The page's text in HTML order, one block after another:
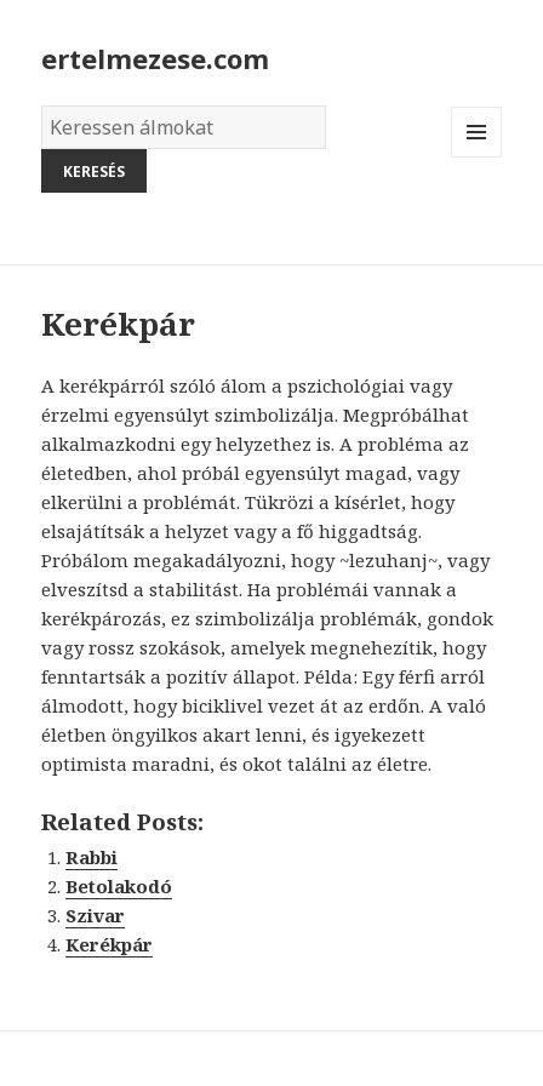
ertelmezese.com
Álmok
szótára
Kerékpár
A kerékpárról szóló álom a pszichológiai vagy
érzelmi egyensúlyt szimbolizálja. Megpróbálhat
alkalmazkodni egy helyzethez is. A probléma az
életedben, ahol próbál egyensúlyt magad, vagy
elkerülni a problémát. Tükrözi a kísérlet, hogy
elsajátítsák a helyzet vagy a fő higgadtság.
Próbálom megakadályozni, hogy ~lezuhanj~, vagy
elveszítsd a stabilitást. Ha problémái vannak a
kerékpározás, ez szimbolizálja problémák, gondok
vagy rossz szokások, amelyek megnehezítik, hogy
fenntartsák a pozitív állapot. Példa: Egy férfi arról
álmodott, hogy biciklivel vezet át az erdőn. A való
életben öngyilkos akart lenni, és igyekezett
optimista maradni, és okot találni az életre.
Related Posts:
Rabbi
Betolakodó
Szivar
Kerékpár